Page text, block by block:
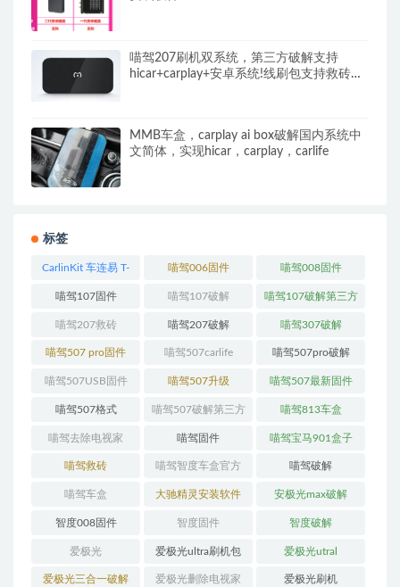
喵驾207刷机双系统，第三方破解支持
hicar+carplay+安卓系统!线刷包支持救砖
MMB车盒，carplay ai box破解国内系统中
文简体，实现hicar，carplay，carlife
标签
CarlinKit 车连易 T-
Box-Plus_138版本_
安卓13_OTA升级
喵驾006固件 喵驾008固件
喵驾107固件 喵驾107破解 喵驾107破解第三方
软件固件
喵驾207救砖 喵驾207破解 喵驾307破解
喵驾507 pro固件 喵驾507carlife 喵驾507pro破解
喵驾507USB固件 喵驾507升级 喵驾507最新固件
喵驾507格式 喵驾507破解第三方 喵驾813车盒
喵驾去除电视家 喵驾固件 喵驾宝马901盒子
喵驾救砖 喵驾智度车盒官方
线刷救砖系统！
喵驾破解
喵驾车盒 大驰精灵安装软件 安极光max破解
智度008固件 智度固件 智度破解
爱极光 爱极光ultra刷机包 爱极光utral
爱极光三合一破解 爱极光删除电视家 爱极光刷机